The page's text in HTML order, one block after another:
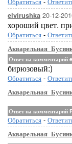
elvirushka 20-12-
хороший цвет.
Обратиться -
Ответ на комментарий
бирюзовый:)
Обратиться -
Ответ на комментарий
Обратиться -